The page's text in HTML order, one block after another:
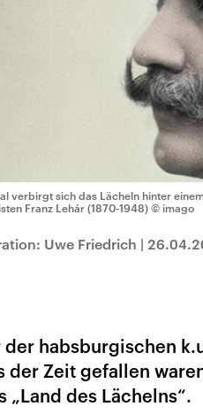
verbirgt sich das Lächeln hinter
Franz Lehár (1870-1948) © imago
Uwe Friedrich |
habsburgischen
Zeit gefallen
des Lächelns“.